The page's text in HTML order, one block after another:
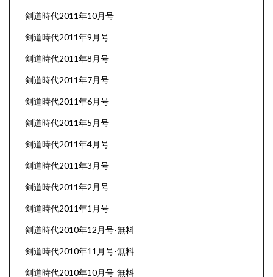
剣道時代2011年10月号
剣道時代2011年9月号
剣道時代2011年8月号
剣道時代2011年7月号
剣道時代2011年6月号
剣道時代2011年5月号
剣道時代2011年4月号
剣道時代2011年3月号
剣道時代2011年2月号
剣道時代2011年1月号
剣道時代2010年12月号-無料
剣道時代2010年11月号-無料
剣道時代2010年10月号-無料